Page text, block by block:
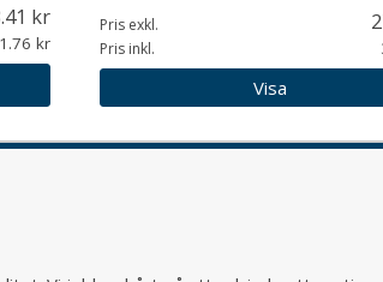
Pris exkl.
Pris inkl.
Visa